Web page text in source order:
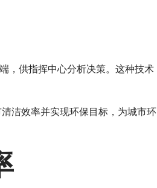
，供指挥中心分析决策。这种技术
洁效率并实现环保目标，为城市环